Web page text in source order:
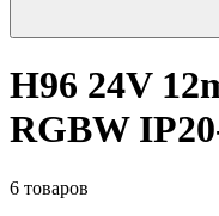
H96 24V
RGBW
6 товаров